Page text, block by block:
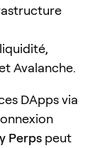
Avalanche.
DApps via
Perps peut